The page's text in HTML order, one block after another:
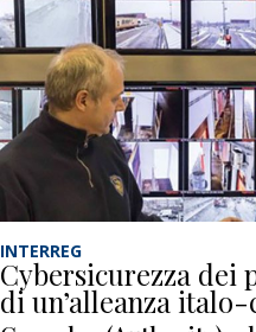
INTERREG
Cybersicurezza dei
di un’alleanza